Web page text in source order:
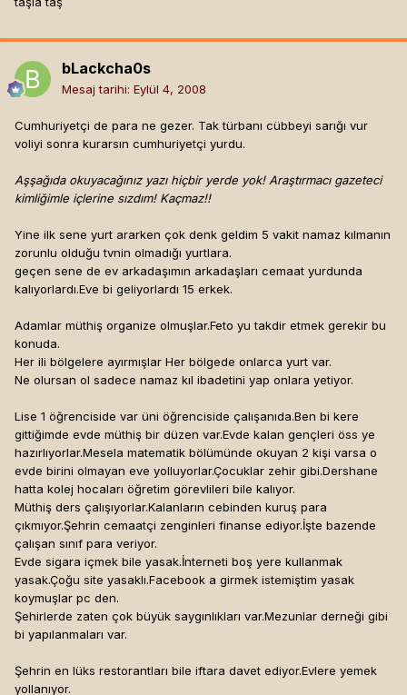
bLackcha0s
Mesaj tarihi: Eylül 4, 2008
Cumhuriyetçi de para ne gezer. Tak türbanı cübbeyi sarığı vur
voliyi sonra kurarsın cumhuriyetçi yurdu.
Aşşağıda okuyacağınız yazı hiçbir yerde yok! Araştırmacı gazeteci
kimliğimle içlerine sızdım! Kaçmaz!!
Yine ilk sene yurt ararken çok denk geldim 5 vakit namaz kılmanın
zorunlu olduğu tvnin olmadığı yurtlara.
geçen sene de ev arkadaşımın arkadaşları cemaat yurdunda
kalıyorlardı.Eve bi geliyorlardı 15 erkek.
Adamlar müthiş organize olmuşlar.Feto yu takdir etmek gerekir bu
konuda.
Her ili bölgelere ayırmışlar Her bölgede onlarca yurt var.
Ne olursan ol sadece namaz kıl ibadetini yap onlara yetiyor.
Lise 1 öğrenciside var üni öğrenciside çalışanıda.Ben bi kere
gittiğimde evde müthiş bir düzen var.Evde kalan gençleri öss ye
hazırlıyorlar.Mesela matematik bölümünde okuyan 2 kişi varsa o
evde birini olmayan eve yolluyorlar.Çocuklar zehir gibi.Dershane
hatta kolej hocaları öğretim görevlileri bile kalıyor.
Müthiş ders çalışıyorlar.Kalanların cebinden kuruş para
çıkmıyor.Şehrin cemaatçi zenginleri finanse ediyor.İşte bazende
çalışan sınıf para veriyor.
Evde sigara içmek bile yasak.İnterneti boş yere kullanmak
yasak.Çoğu site yasaklı.Facebook a girmek istemiştim yasak
koymuşlar pc den.
Şehirlerde zaten çok büyük saygınlıkları var.Mezunlar derneği gibi
bi yapılanmaları var.
Şehrin en lüks restorantları bile iftara davet ediyor.Evlere yemek
yollanıyor.